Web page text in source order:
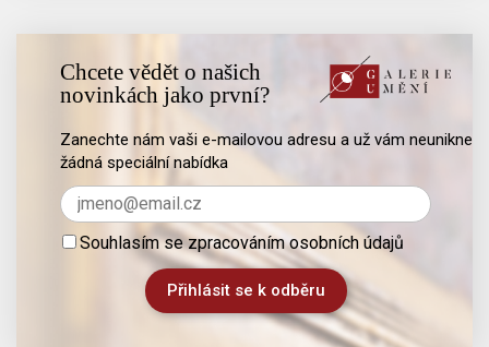
Chcete vědět o našich
novinkách jako první?
Zanechte nám vaši e-mailovou adresu a už vám neunikne
žádná speciální nabídka
Souhlasím se zpracováním osobních údajů